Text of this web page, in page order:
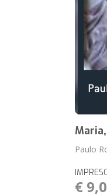
Paulo
€